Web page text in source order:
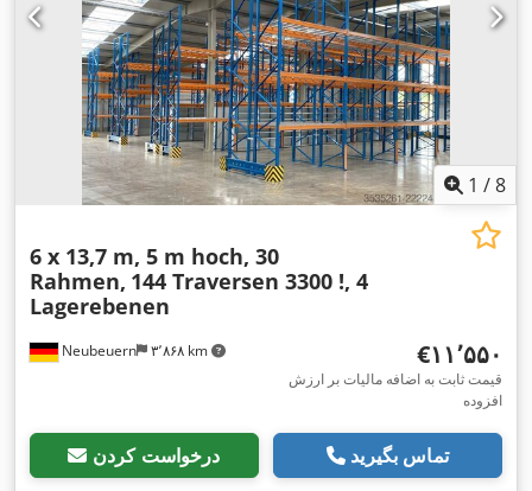
1 /8
Neubeuern ۳٬۸۶۸ km
6 x 13,7 m, 5 m hoch, 30
Rahmen, 144 Traversen 3300 !, 4
Lagerebenen
‎€۱۱٬۵۵۰
قیمت ثابت به اضافه مالیات بر ارزش
افزوده
درخواست کردن تماس بگیرید